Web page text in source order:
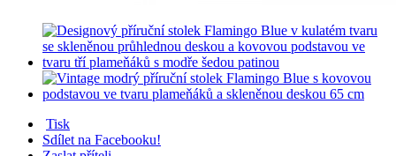
Tisk
Sdílet na Facebooku!